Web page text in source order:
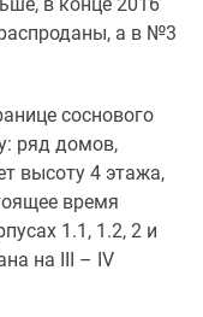
а в №3
соснового
ряд домов,
высоту 4 этажа,
время
1.1, 1.2, 2 и
на III – IV